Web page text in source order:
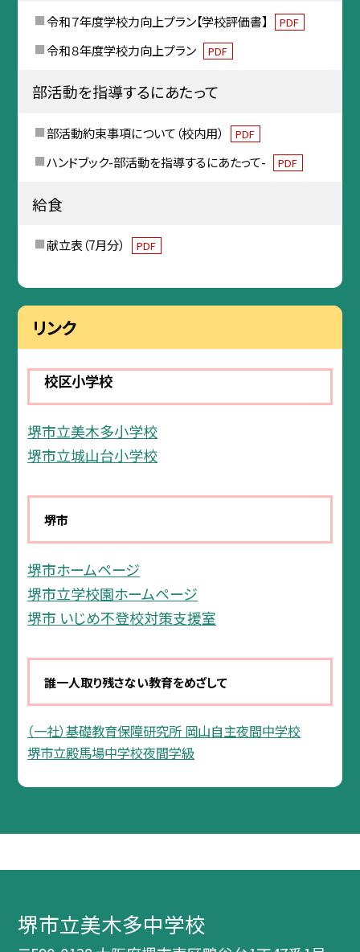
令和７年度学校力向上プラン【学校評価書】 PDF
令和８年度学校力向上プラン PDF
部活動を指導するにあたって
部活動約束事項について（校内用） PDF
ハンドブック-部活動を指導するにあたって- PDF
給食
献立表（7月分） PDF
リンク
校区小学校
堺市立美木多小学校
堺市立城山台小学校
堺市
堺市ホームページ
堺市立学校園ホームページ
堺市 いじめ不登校対策支援室
誰一人取り残さない教育をめざして
（一社）基礎教育保障研究所 岡山自主夜間中学校
堺市立殿馬場中学校夜間学級
堺市立美木多中学校